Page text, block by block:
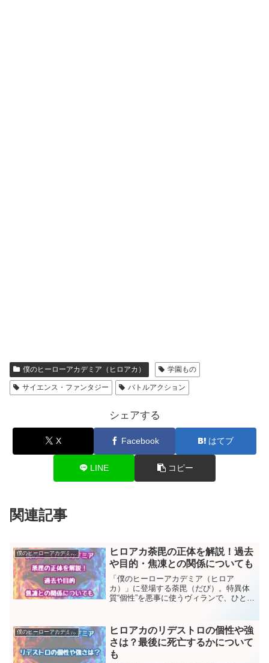
僕のヒーローアカデミア（ヒロアカ） 学園もの
サイエンス・ファンタジー バトルアクション
シェアする
X Facebook はてブ
LINE コピー
関連記事
僕のヒーローアカデミア（ヒロアカ）
ヒロアカ荼毘の正体を解説！過去
や目的・焦凍との関係についても
「僕のヒーローアカデミア（ヒロア
カ）」に登場する荼毘（だび）。特異体
質“個性”を悪事に使うヴィランで、ひとき
せない荼毘の正体を解説します。また荼
毘の過去や目的・轟焦凍（...
僕のヒーローアカデミア（ヒロアカ）
ヒロアカのリデストロの個性や強
さは？最後に死亡するかについて
も